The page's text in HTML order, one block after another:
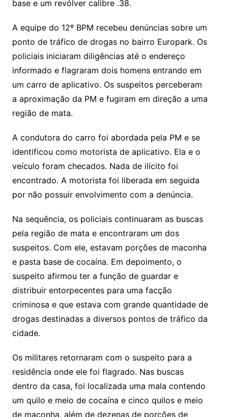
base e um revólver calibre .38.
A equipe do 12º BPM recebeu denúncias sobre um
ponto de tráfico de drogas no bairro Europark. Os
policiais iniciaram diligências até o endereço
informado e flagraram dois homens entrando em
um carro de aplicativo. Os suspeitos perceberam
a aproximação da PM e fugiram em direção a uma
região de mata.
A condutora do carro foi abordada pela PM e se
identificou como motorista de aplicativo. Ela e o
veículo foram checados. Nada de ilícito foi
encontrado. A motorista foi liberada em seguida
por não possuir envolvimento com a denúncia.
Na sequência, os policiais continuaram as buscas
pela região de mata e encontraram um dos
suspeitos. Com ele, estavam porções de maconha
e pasta base de cocaína. Em depoimento, o
suspeito afirmou ter a função de guardar e
distribuir entorpecentes para uma facção
criminosa e que estava com grande quantidade de
drogas destinadas a diversos pontos de tráfico da
cidade.
Os militares retornaram com o suspeito para a
residência onde ele foi flagrado. Nas buscas
dentro da casa, foi localizada uma mala contendo
um quilo e meio de cocaína e cinco quilos e meio
de maconha, além de dezenas de porções de